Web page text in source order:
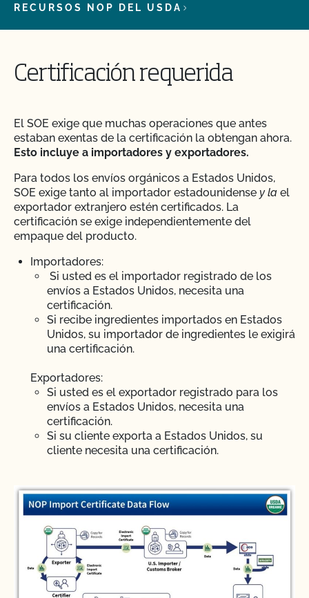
RECURSOS NOP DEL USDA
Certificación requerida
El SOE exige que muchas operaciones que antes
estaban exentas de la certificación la obtengan ahora.
Esto incluye a importadores y exportadores.
Para todos los envíos orgánicos a Estados Unidos,
SOE exige tanto al importador estadounidense y la el
exportador extranjero estén certificados. La
certificación se exige independientemente del
empaque del producto.
Importadores:
Si usted es el importador registrado de los
envíos a Estados Unidos, necesita una
certificación.
Si recibe ingredientes importados en Estados
Unidos, su importador de ingredientes le exigirá
una certificación.
Exportadores:
Si usted es el exportador registrado para los
envíos a Estados Unidos, necesita una
certificación.
Si su cliente exporta a Estados Unidos, su
cliente necesita una certificación.